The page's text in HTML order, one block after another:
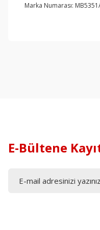
Marka Numarası:
E-Bültene